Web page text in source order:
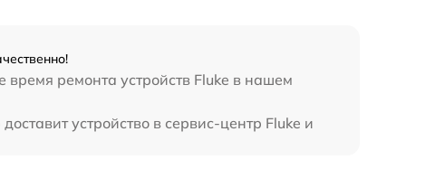
время ремонта устройств Fluke в нашем
устройство в сервис-центр Fluke и